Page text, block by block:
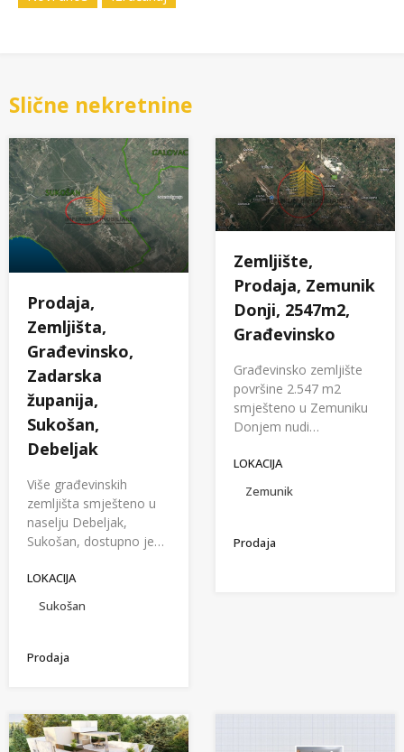
Slične nekretnine
Prodaja,
Zemljišta,
Građevinsko,
Zadarska
županija,
Sukošan,
Debeljak
Više građevinskih
zemljišta smješteno u
naselju Debeljak,
Sukošan, dostupno je…
LOKACIJA
Sukošan
Prodaja
Zemljište,
Prodaja, Zemunik
Donji, 2547m2,
Građevinsko
Građevinsko zemljište
površine 2.547 m2
smješteno u Zemuniku
Donjem nudi…
LOKACIJA
Zemunik
Prodaja